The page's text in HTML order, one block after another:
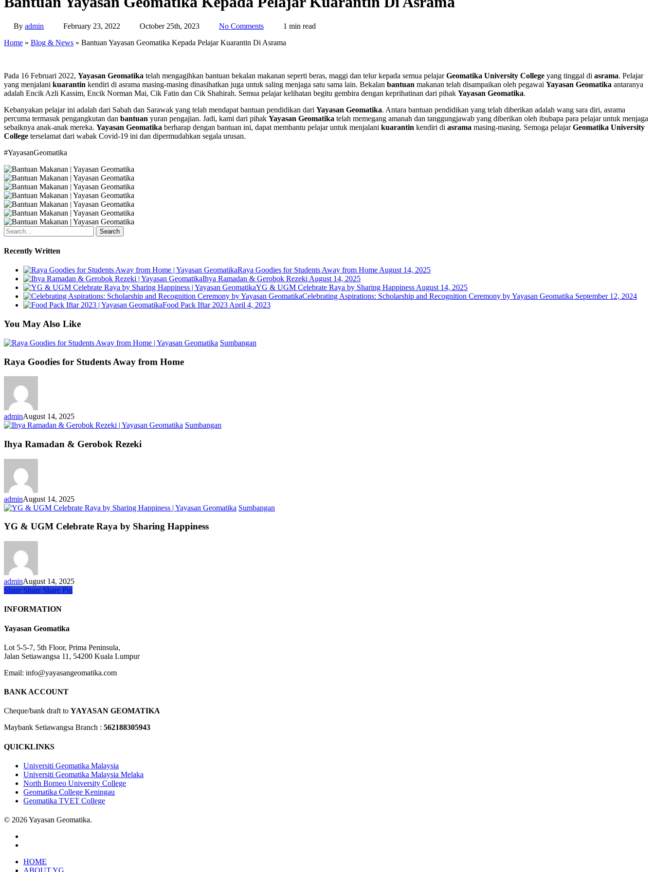
By admin February 23, 2022 October 25th, 2023 No Comments
1 min read
Home » Blog & News » Bantuan Yayasan Geomatika Kepada Pelajar Kuarantin Di Asrama
Pada 16 Februari 2022, Yayasan Geomatika telah mengagihkan bantuan bekalan makanan seperti beras, maggi dan telur kepada semua pelajarGeomatika University College yang tinggal di asrama. Pelajar
yang menjalani kuarantin kendiri di asrama masing-masing dinasihatkan juga untuk saling menjaga satu sama lain. Bekalan bantuan makanan telah disampaikan oleh pegawai Yayasan Geomatika antaranya
adalah Encik Azli Kassim, Encik Norman Mai, Cik Fatin dan Cik Shahirah. Semua pelajar kelihatan begitu gembira dengan keprihatinan dari pihak Yayasan Geomatika.
Kebanyakan pelajar ini adalah dari Sabah dan Sarawak yang telah mendapat bantuan pendidikan dari Yayasan Geomatika. Antara bantuan pendidikan yang telah diberikan adalah wang sara diri, asrama
percuma termasuk pengangkutan dan bantuan yuran pengajian. Jadi, kami dari pihak Yayasan Geomatika telah memegang amanah dan tanggungjawab yang diberikan oleh ibubapa para pelajar untuk menjaga
sebaiknya anak-anak mereka. Yayasan Geomatika berharap dengan bantuan ini, dapat membantu pelajar untuk menjalani kuarantin kendiri di asrama masing-masing. Semoga pelajarGeomatika University
College terselamat dari wabak Covid-19 ini dan dipermudahkan segala urusan.
#YayasanGeomatika
yg1
yg2
yg3
yg4
yg5
yg6
yg7
Search
Recently Written
Raya Goodies for Students Away from HomeAugust 14, 2025
Ihya Ramadan & Gerobok RezekiAugust 14, 2025
YG & UGM Celebrate Raya by Sharing HappinessAugust 14, 2025
Celebrating Aspirations: Scholarship and Recognition Ceremony by Yayasan Geomatika September 12, 2024
Food Pack Iftar 2023April 4, 2023
You May Also Like
Sumbangan
Raya Goodies for Students Away from Home
adminAugust 14, 2025
Sumbangan
Ihya Ramadan & Gerobok Rezeki
adminAugust 14, 2025
Sumbangan
YG & UGM Celebrate Raya by Sharing Happiness
adminAugust 14, 2025
Share
Share Share Share Pin
INFORMATION
Yayasan Geomatika
Lot 5-5-7, 5th Floor, Prima Peninsula,
Jalan Setiawangsa 11, 54200 Kuala Lumpur
Email: info@yayasangeomatika.com
BANK ACCOUNT
Cheque/bank draft to YAYASAN GEOMATIKA
Maybank Setiawangsa Branch : 562188305943
QUICKLINKS
Universiti Geomatika Malaysia
Universiti Geomatika Malaysia Melaka
North Borneo University College
Geomatika College Keningau
Geomatika TVET College
© 2026 Yayasan Geomatika.
Close
Menu
HOME